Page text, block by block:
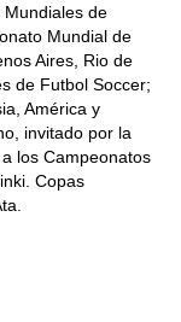
de
Mundial de
Aires, Rio de
de Futbol Soccer;
América y
invitado por la
los Campeonatos
Copas